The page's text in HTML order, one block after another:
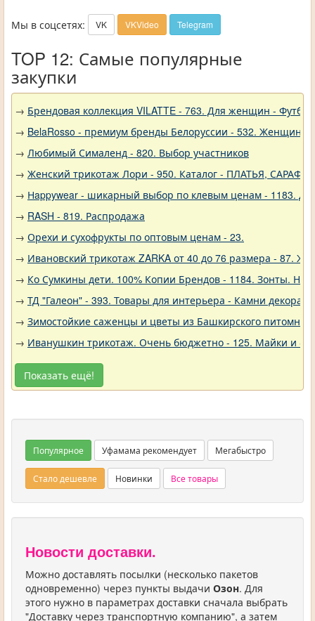
Мы в соцсетях: VK VKVideo Telegram
TOP 12: Самые популярные
закупки
→ Брендовая коллекция VILATTE - 763. Для женщин -
→ BelaRosso - премиум бренды Белоруссии - 532.
→ Любимый Сималенд - 820. Выбор участников
→ Женский трикотаж Лори - 950. Каталог - ПЛАТЬЯ,
→ Нappywear - шикарный выбор по клевым ценам - 1183.
→ RASH - 819. Распродажа
→ Орехи и сухофрукты по оптовым ценам - 23.
→ Ивановский трикотаж ZARKA от 40 до 76 размера - 87.
→ Ко Сумкины дети. 100% Копии Брендов - 1184. Зонты.
→ ТД "Галеон" - 393. Товары для интерьера - Камни
→ Зимостойкие саженцы и цветы из Башкирского
→ Иванушкин трикотаж. Очень бюджетно - 125. Майки и
Показать ещё!
Популярное Уфамама рекомендует Мегабыстро
Стало дешевле Новинки Все товары
Новости доставки.
Можно доставлять посылки (несколько пакетов
одновременно) через пункты выдачи Озон. Для
этого нужно в параметрах доставки сначала выбрать
"Доставку через транспортную компанию", а затем